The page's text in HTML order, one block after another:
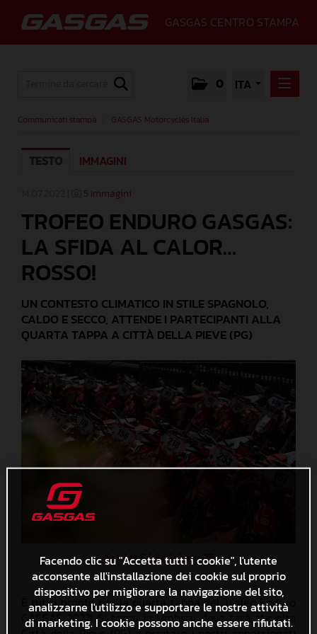
GASGAS CENTRO STAMPA
0 ITA
MEDIA
GASGAS
CONTATTI
Communicati stampa GASGAS Motorcycles Italia
TESTO IMMAGINI
5 Immagini
TROFEO ENDURO GASGAS:
LA SFIDA AL CALOR…
ROSSO!
UN CONTESTO CLIMATICO IN STILE SPAGNOLO,
CALDO E SECCO, ATTENDE I PARTECIPANTI ALLA
QUARTA TAPPA A CITTÀ DELLA PIEVE (PG)
GasGas Edolo Sabato-25
È tutto pronto per la quarta tappa del Trofeo Enduro
GASGAS 2022! Si torna in Umbria, dove sarà stavolta
Facendo clic su "Accetta tutti i cookie", l'utente
acconsente all'installazione dei cookie sul proprio
dispositivo per migliorare la navigazione del sito,
analizzarne l'utilizzo e supportare le nostre attività
di marketing. I cookie possono anche essere rifiutati.